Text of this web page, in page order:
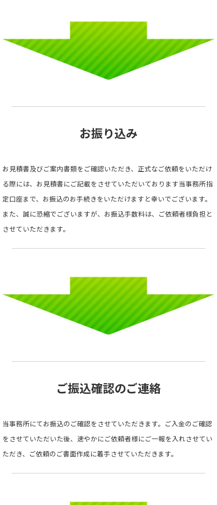
お振り込み
お見積書及びご案内書類をご確認いただき、正式なご依頼をいただけ
る際には、お見積書にご記載をさせていただいております当事務所指
定口座まで、お振込のお手続きをいただけますと幸いでございます。
また、誠に恐縮でございますが、お振込手数料は、ご依頼者様負担と
させていただきます。
ご振込確認のご連絡
当事務所にてお振込のご確認をさせていただきます。ご入金のご確認
をさせていただいた後、速やかにご依頼者様にご一報を入れさせてい
ただき、ご依頼のご書面作成に着手させていただきます。